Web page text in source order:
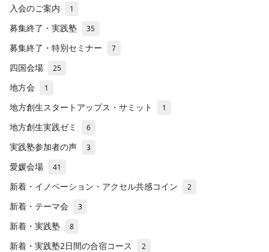
入会のご案内 1
募集終了・実践塾 35
募集終了・特別セミナー 7
四国会場 25
地方会 1
地方創生スタートアップス・サミット 1
地方創生実践ゼミ 6
実践塾参加者の声 3
愛媛会場 41
新着・イノベーション・アクセル共感コイン 2
新着・テーマ会 3
新着・実践塾 8
新着・実践塾2日間の合宿コース 2